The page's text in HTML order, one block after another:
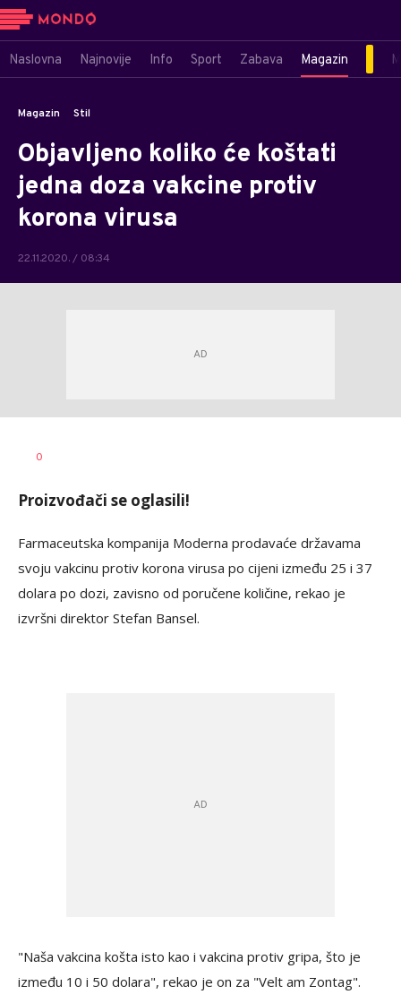
Naslovna Najnovije Info Sport Zabava Magazin
Magazin Stil
Objavljeno koliko će koštati
jedna doza vakcine protiv
korona virusa
22.11.2020. / 08:34
AUTOR
0
Proizvođači se oglasili!
Farmaceutska kompanija Moderna prodavaće državama
svoju vakcinu protiv korona virusa po cijeni između 25 i 37
dolara po dozi, zavisno od poručene količine, rekao je
izvršni direktor Stefan Bansel.
"Naša vakcina košta isto kao i vakcina protiv gripa, što je
između 10 i 50 dolara", rekao je on za "Velt am Zontag".